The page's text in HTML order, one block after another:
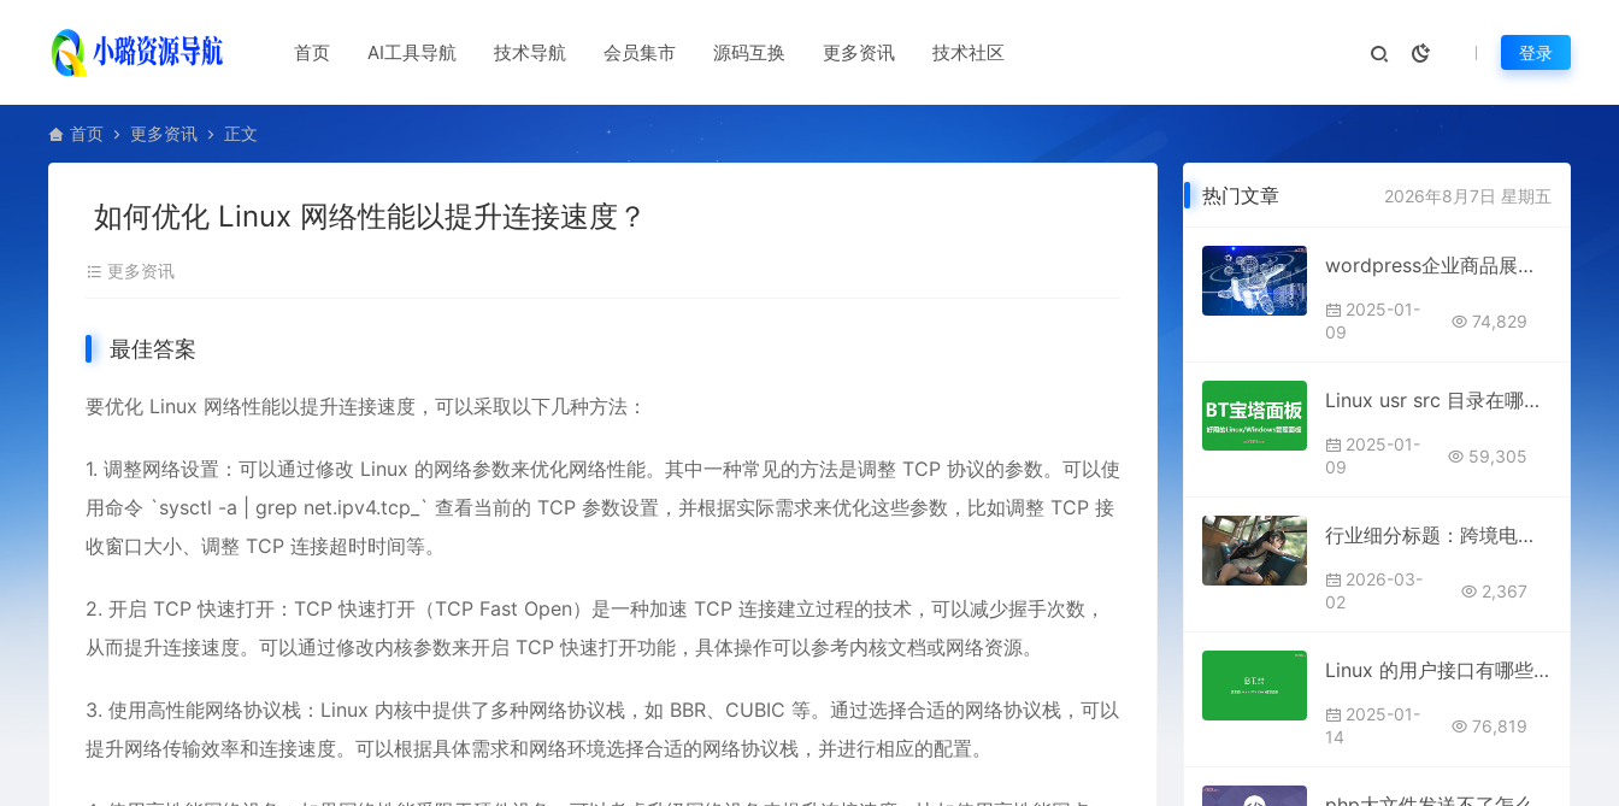
首页 AI工具导航 技术导航 会员集市 源码互换 更多资讯 技术社区 登录
首页 更多资讯 正文
如何优化 Linux 网络性能以提升连接速度？
更多资讯
最佳答案
要优化 Linux 网络性能以提升连接速度，可以采取以下几种方法：
1. 调整网络设置：可以通过修改 Linux 的网络参数来优化网络性能。其中一种常见的方法是调整 TCP 协议的参数。可以使
用命令 `sysctl -a | grep net.ipv4.tcp_` 查看当前的 TCP 参数设置，并根据实际需求来优化这些参数，比如调整 TCP 接
收窗口大小、调整 TCP 连接超时时间等。
2. 开启 TCP 快速打开：TCP 快速打开（TCP Fast Open）是一种加速 TCP 连接建立过程的技术，可以减少握手次数，
从而提升连接速度。可以通过修改内核参数来开启 TCP 快速打开功能，具体操作可以参考内核文档或网络资源。
3. 使用高性能网络协议栈：Linux 内核中提供了多种网络协议栈，如 BBR、CUBIC 等。通过选择合适的网络协议栈，可以
提升网络传输效率和连接速度。可以根据具体需求和网络环境选择合适的网络协议栈，并进行相应的配置。
热门文章 2026年8月7日 星期五
wordpress企业商品展示模版
2025-01-
09
74,829
Linux usr src 目录在哪里？
2025-01-
09
59,305
行业细分标题：跨境电商/外贸B2B通用｜海外短信营销核心逻辑与落地路径
2026-03-
02
2,367
Linux 的用户接口有哪些？
2025-01-
14
76,819